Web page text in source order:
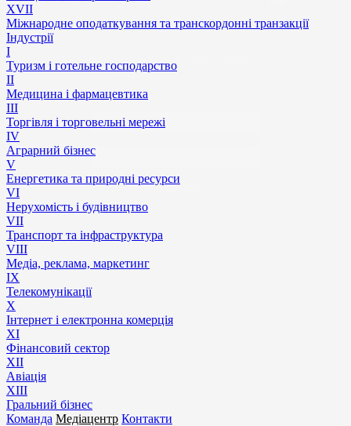
XVII
Міжнародне оподаткування та транскордонні транзакції
Індустрії
I
Туризм і готельне господарство
II
Медицина і фармацевтика
III
Торгівля і торговельні мережі
IV
Аграрний бізнес
V
Енергетика та природні ресурси
VI
Нерухомість і будівництво
VII
Транспорт та інфраструктура
VIII
Медіа, реклама, маркетинг
IX
Телекомунікації
X
Інтернет і електронна комерція
XI
Фінансовий сектор
XII
Авіація
XIII
Гральний бізнес
Команда Медіацентр Контакти
та за кордоном
Підписуйтесь, щоб не пропустити важливе
Підписатися